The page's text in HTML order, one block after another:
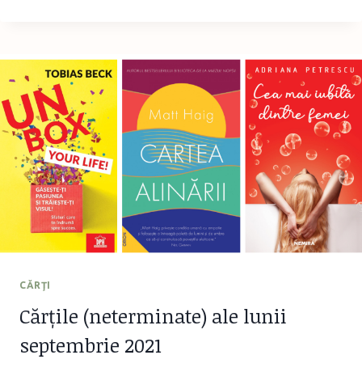
CARTEA
COPIILOR
CĂRŢI
Cărțile (neterminate) ale lunii
septembrie 2021